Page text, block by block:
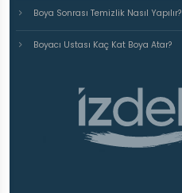
Boya Sonrası Temizlik Nasıl Yapılır?
Boyacı Ustası Kaç Kat Boya Atar?